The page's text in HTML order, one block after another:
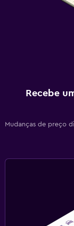
Recebe
Mudanças de preço